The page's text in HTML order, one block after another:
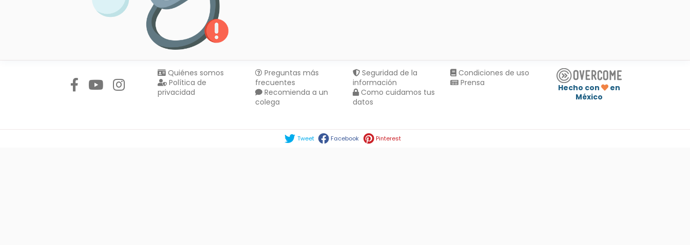
Quiénes somos
Política de
privacidad
Preguntas más
frecuentes
Recomienda a un
colega
Seguridad de la
información
Como cuidamos tus
datos
Condiciones de uso
Prensa
Hecho con
en
México
Tweet Facebook Pinterest